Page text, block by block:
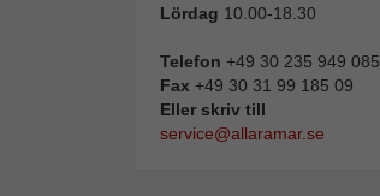
Lördag 10.00-18.30
Telefon +49 30 235 949 085
Fax +49 30 31 99 185 09
Eller skriv till
service@allaramar.se